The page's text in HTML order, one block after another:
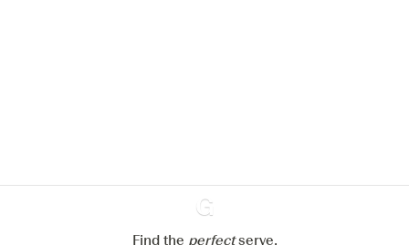
Ginventory
Find the perfectserve,
Refuser tout